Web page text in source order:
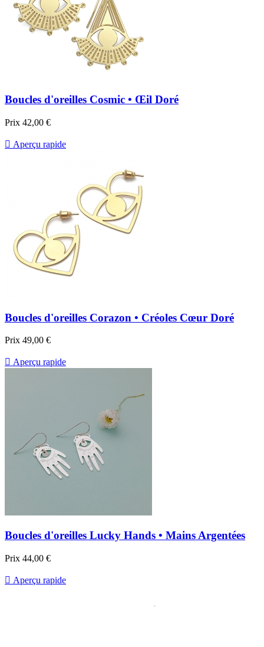
Boucles d'oreilles Cosmic • Œil Doré
Prix 42,00 €
 Aperçu rapide
Boucles d'oreilles Corazon • Créoles Cœur Doré
Prix 49,00 €
 Aperçu rapide
Boucles d'oreilles Lucky Hands • Mains Argentées
Prix 44,00 €
 Aperçu rapide